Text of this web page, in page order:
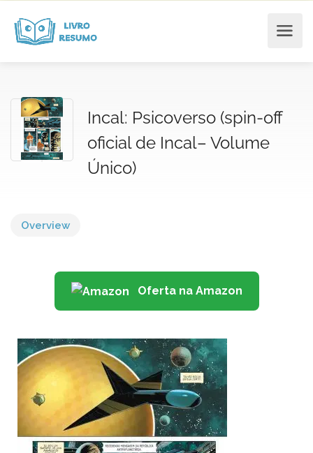
Incal: Psicoverso (spin-off
oficial de Incal– Volume
Único)
Overview
Oferta na Amazon